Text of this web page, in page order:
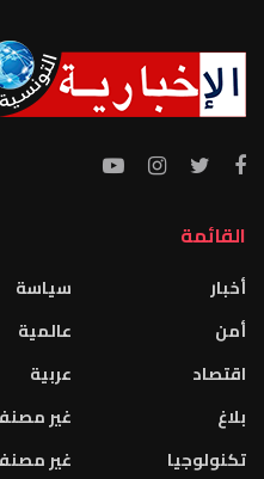
القائمة
أخبار
أمن
اقتصاد
بلاغ
تكنولوجيا
سياسة
عالمية
عربية
غير
غير